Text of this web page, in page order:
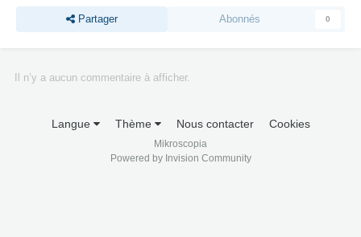
Partager Abonnés 0
Il n’y a aucun commentaire à afficher.
Langue Thème Nous contacter Cookies
Mikroscopia
Powered by Invision Community